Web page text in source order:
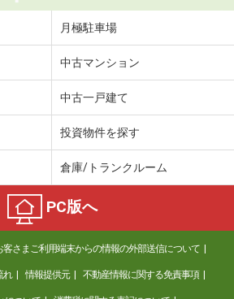
月極駐車場
中古マンション
中古一戸建て
投資物件を探す
倉庫/トランクルーム
PC版へ
客さまご利用端末からの情報の外部送信について
れ 情報提供元 不動産情報に関する免責事項